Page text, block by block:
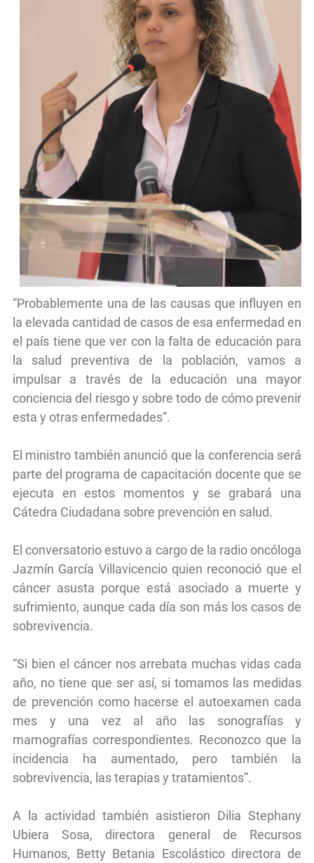
“Probablemente una de las causas que influyen en
la elevada cantidad de casos de esa enfermedad en
el país tiene que ver con la falta de educación para
la salud preventiva de la población, vamos a
impulsar a través de la educación una mayor
conciencia del riesgo y sobre todo de cómo prevenir
esta y otras enfermedades”.
El ministro también anunció que la conferencia será
parte del programa de capacitación docente que se
ejecuta en estos momentos y se grabará una
Cátedra Ciudadana sobre prevención en salud.
El conversatorio estuvo a cargo de la radio oncóloga
Jazmín García Villavicencio quien reconoció que el
cáncer asusta porque está asociado a muerte y
sufrimiento, aunque cada día son más los casos de
sobrevivencia.
“Si bien el cáncer nos arrebata muchas vidas cada
año, no tiene que ser así, si tomamos las medidas
de prevención como hacerse el autoexamen cada
mes y una vez al año las sonografías y
mamografías correspondientes. Reconozco que la
incidencia ha aumentado, pero también la
sobrevivencia, las terapias y tratamientos”.
A la actividad también asistieron Dilia Stephany
Ubiera Sosa, directora general de Recursos
Humanos, Betty Betania Escolástico directora de